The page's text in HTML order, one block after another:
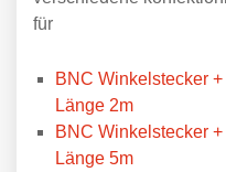
für
BNC Winkelstecker
Länge 2m
BNC Winkelstecker
Länge 5m